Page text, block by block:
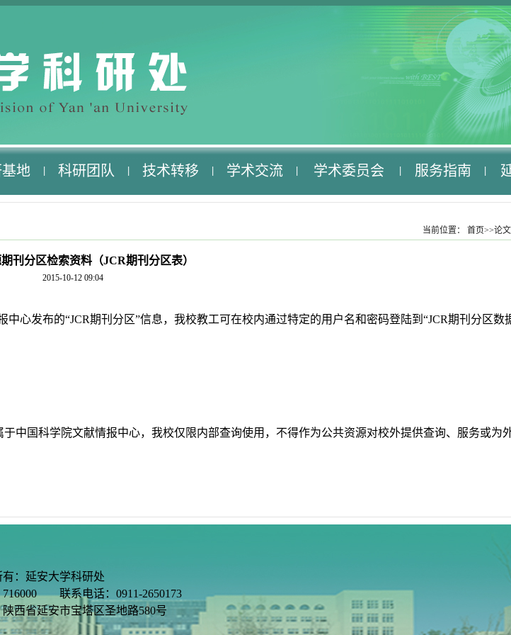
地 | 科研团队 | 技术转移 | 学术交流 | 学术委员会 | 服务指南 |
当前位置： 首页>>论
刊分区检索资料（JCR期刊分区表）
2015-10-12 09:04
中心发布的“JCR期刊分区”信息，我校教工可在校内通过特定的用户名和密码登陆到“JCR期刊分区数
于中国科学院文献情报中心，我校仅限内部查询使用，不得作为公共资源对校外提供查询、服务或为
有：延安大学科研处
716000 联系电话：0911-2650173
西省延安市宝塔区圣地路580号